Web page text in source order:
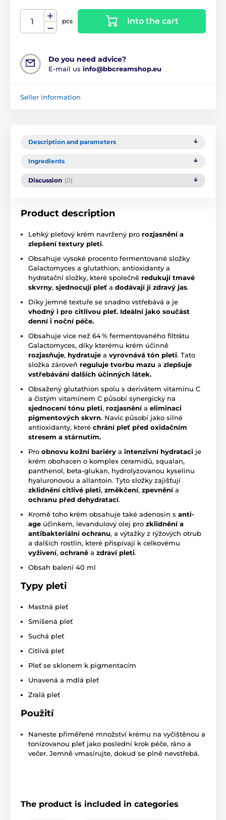
pcs Into the cart
Do you need advice?
E-mail us info@bbcreamshop.eu
Seller information
Description and parameters
Ingredients
Discussion (0)
Product description
Lehký pleťový krém navržený pro rozjasnění a
zlepšení textury pleti.
Obsahuje vysoké procento fermentované složky
Galactomyces a glutathion, antioxidanty a
hydratační složky, které společně redukují tmavé
skvrny, sjednocují pleť a dodávají jí zdravý jas.
Díky jemné textuře se snadno vstřebává a je
vhodný i pro citlivou pleť. Ideální jako součást
denní i noční péče.
Obsahuje více než 64 % fermentovaného filtrátu
Galactomyces, diky kterému krém účinně
rozjasňuje, hydratuje a vyrovnává tón pleti. Tato
složka zároveň reguluje tvorbu mazu a zlepšuje
vstřebávání dalších účinných látek.
Obsažený glutathion spolu s derivátem vitamínu C
a čistým vitamínem C působí synergicky na
sjednocení tónu pleti, rozjasněnía eliminaci
pigmentových skvrn. Navíc působí jako silné
antioxidanty, které chrání pleť před oxidačním
stresem a stárnutím.
Pro obnovu kožní bariéry a intenzivní hydrataci je
krém obohacen o komplex ceramidů, squalan,
panthenol, beta-glukan, hydrolyzovanou kyselinu
hyaluronovou a allantoin. Tyto složky zajišťují
zklidnění citlivé pleti, změkčení, zpevněnía
ochranu před dehydratací.
Kromě toho krém obsahuje také adenosin s anti-
age účinkem, levandulový olej pro zklidnění a
antibakteriální ochranu, a výtažky z rýžových otrub
a dalších rostlin, které přispívají k celkovému
vyživení, ochraně a zdraví pleti.
Obsah balení 40 ml
Typy pleti
Mastná pleť
Smíšená pleť
Suchá pleť
Citlivá pleť
Pleť se sklonem k pigmentacím
Unavená a mdlá pleť
Zralá pleť
Použití
Naneste přiměřené množství krému na vyčištěnou a
tonizovanou pleť jako poslední krok péče, ráno a
večer. Jemně vmasírujte, dokud se plně nevstřebá.
The product is included in categories